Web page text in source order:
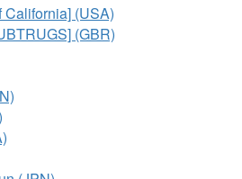
California] (USA)
(GBR)